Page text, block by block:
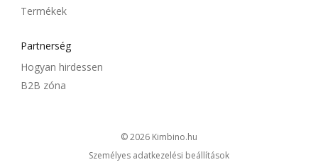
Termékek
Partnerség
Hogyan hirdessen
B2B zóna
© 2026
kimbino.hu
Személyes adatkezelési beállítások